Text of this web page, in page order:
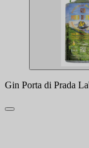
Gin Porta di Prada